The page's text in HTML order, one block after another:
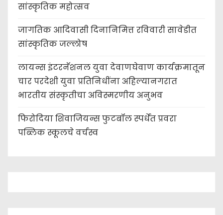
सांस्कृतिक महोत्सव
जागतिक आदिवासी दिनानिमित्त रविवारी सावेडीत
सांस्कृतिक जल्लोष
लायन्स इंटरनॅशनल युवा देवाणघेवाण कार्यक्रमातून
चार परदेशी युवा प्रतिनिधींना अहिल्यानगरात
भारतीय संस्कृतीचा अविस्मरणीय अनुभव
फिरोदिया शिवाजियन्स फुटबॉल स्पर्धेत प्रवरा
पब्लिक स्कूलचे वर्चस्व